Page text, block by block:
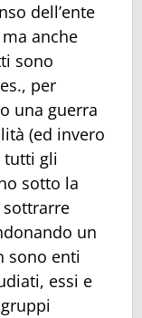
dell’ente
anche
sono
per
una guerra
(ed invero
tutti gli
sotto la
un
sono enti
essi e